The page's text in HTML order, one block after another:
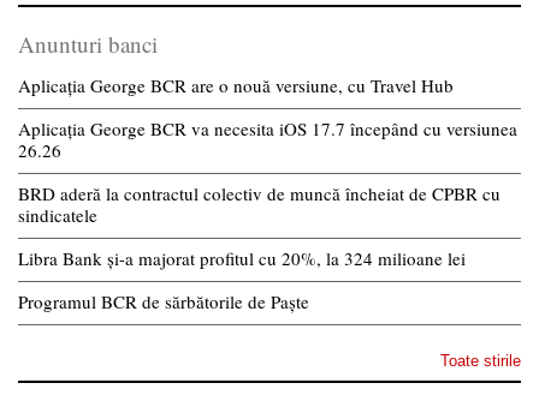
Anunturi banci
Aplicația George BCR are o nouă versiune, cu Travel Hub
Aplicația George BCR va necesita iOS 17.7 începând cu versiunea
26.26
BRD aderă la contractul colectiv de muncă încheiat de CPBR cu
sindicatele
Libra Bank și-a majorat profitul cu 20%, la 324 milioane lei
Programul BCR de sărbătorile de Paște
Toate stirile